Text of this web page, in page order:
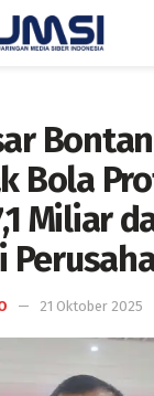
Bola
Miliar
21 Oktober 2025